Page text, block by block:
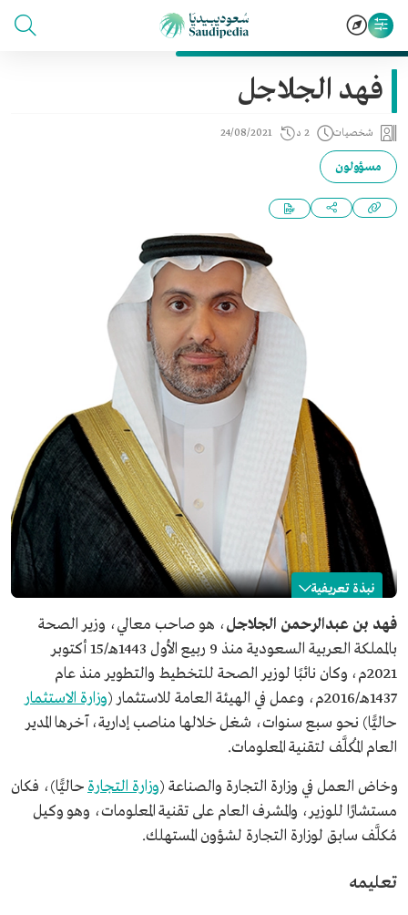
فهد الجلاجل
شخصيات 2 د 24/08/2021
مسؤولون
نبذة تعريفية
فهد الجلاجل
الاسم
فهد بن عبدالرحمن الجلاجل.
المنصب الحالي
وزير الصحة.
تاريخ التعيين
1443هـ/2021م.
مناصب سابقة
نائب وزير الصحة للتخطيط والتطوير.
وكيل مُكلَّف لوزارة التجارة لشؤون المستهلك.
التجارة والصناعة (وزارة التجارة حاليًّا).
تعليمه
بكالوريوس في علوم الحاسب من جامعة الملك سعود.
ماجستير في علوم الحاسب من جامعة سانت جوزيف.
فهد بن عبدالرحمن الجلاجل، هو صاحب معالي، وزير الصحة
بالمملكة العربية السعودية منذ 9 ربيع الأول 1443هـ/15 أكتوبر
2021م، وكان نائبًا لوزير الصحة للتخطيط والتطوير منذ عام
1437هـ/2016م، وعمل في الهيئة العامة للاستثمار (
وزارة الاستثمار
حاليًّا) نحو سبع سنوات، شغل خلالها مناصب إدارية، آخرها المدير
العام المُكلَّف لتقنية المعلومات.
وخاض العمل في وزارة التجارة والصناعة (وزارة التجارة حاليًّا)، فكان
مستشارًا للوزير، والمشرف العام على تقنية المعلومات، وهو وكيل
مُكلَّف سابق لوزارة التجارة لشؤون المستهلك.
تعليمه